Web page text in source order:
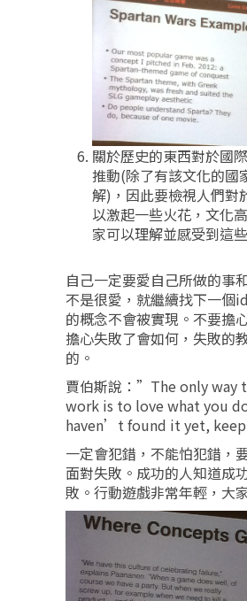
關於歷史的東西對於國
推動(除了有該文化的國
解)，因此要檢視人們對
以激起一些火花，文化
家可以理解並感受到這
自己一定要愛自己所做的事
不是很愛，就繼續找下一個
的概念不會被實現。不要擔
擔心失敗了會如何，失敗的
的。
賈伯斯說：”The only way
work is to love what you
haven’t found it yet,
一定會犯錯，不能怕犯錯，
面對失敗。成功的人知道成
敗。行動遊戲非常年輕，大